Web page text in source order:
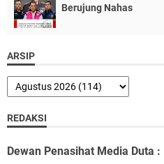
Berujung Nahas
ARSIP
REDAKSI
Dewan Penasihat Media Duta :